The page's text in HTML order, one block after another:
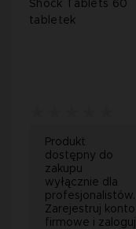
Shock Tablets 60
tabletek
Produkt
dostępny do
zakupu
wyłącznie dla
profesjonalistów.
Zarejestruj konto
firmowe i zaloguj